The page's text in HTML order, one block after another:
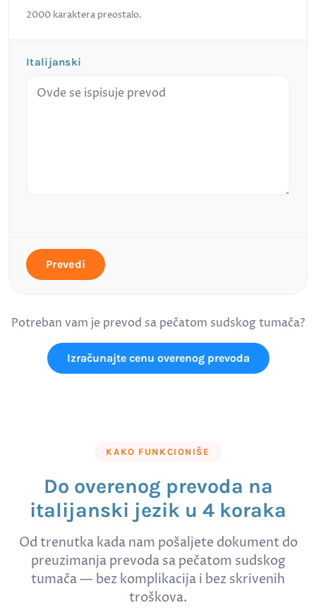
2000 karaktera preostalo.
Italijanski
Prevedi
Potreban vam je prevod sa pečatom sudskog tumača?
Izračunajte cenu overenog prevoda
KAKO FUNKCIONIŠE
Do overenog prevoda na
italijanski jezik u 4 koraka
Od trenutka kada nam pošaljete dokument do
preuzimanja prevoda sa pečatom sudskog
tumača — bez komplikacija i bez skrivenih
troškova.